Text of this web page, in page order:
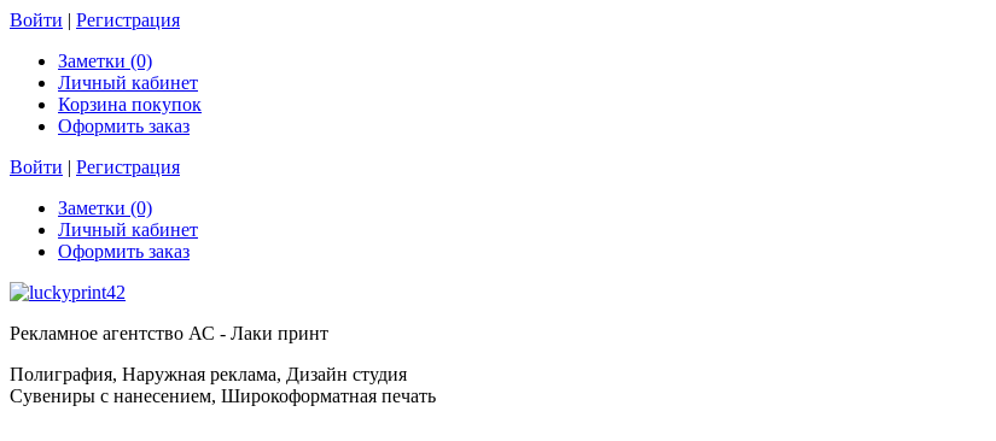
Войти | Регистрация
Заметки (0)
Личный кабинет
Корзина покупок
Оформить заказ
Войти | Регистрация
Заметки (0)
Личный кабинет
Оформить заказ
Рекламное агентство АС - Лаки принт
Полиграфия, Наружная реклама, Дизайн студия
Сувениры с нанесением, Широкоформатная печать